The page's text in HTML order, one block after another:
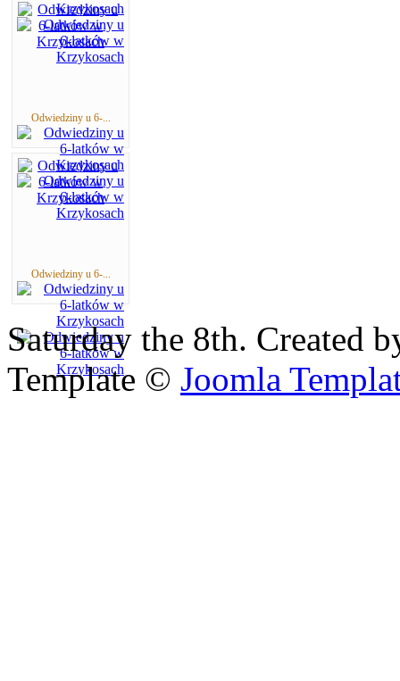
Odwiedziny u 6-...
Odwiedziny u 6-...
Saturday the 8th. Created
Template © Joomla